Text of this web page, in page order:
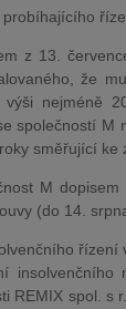
z 13.
že
výši nejméně
společností M
směřující ke
M
(do 14.
řízení
insolvenčního
REMIX spol. s